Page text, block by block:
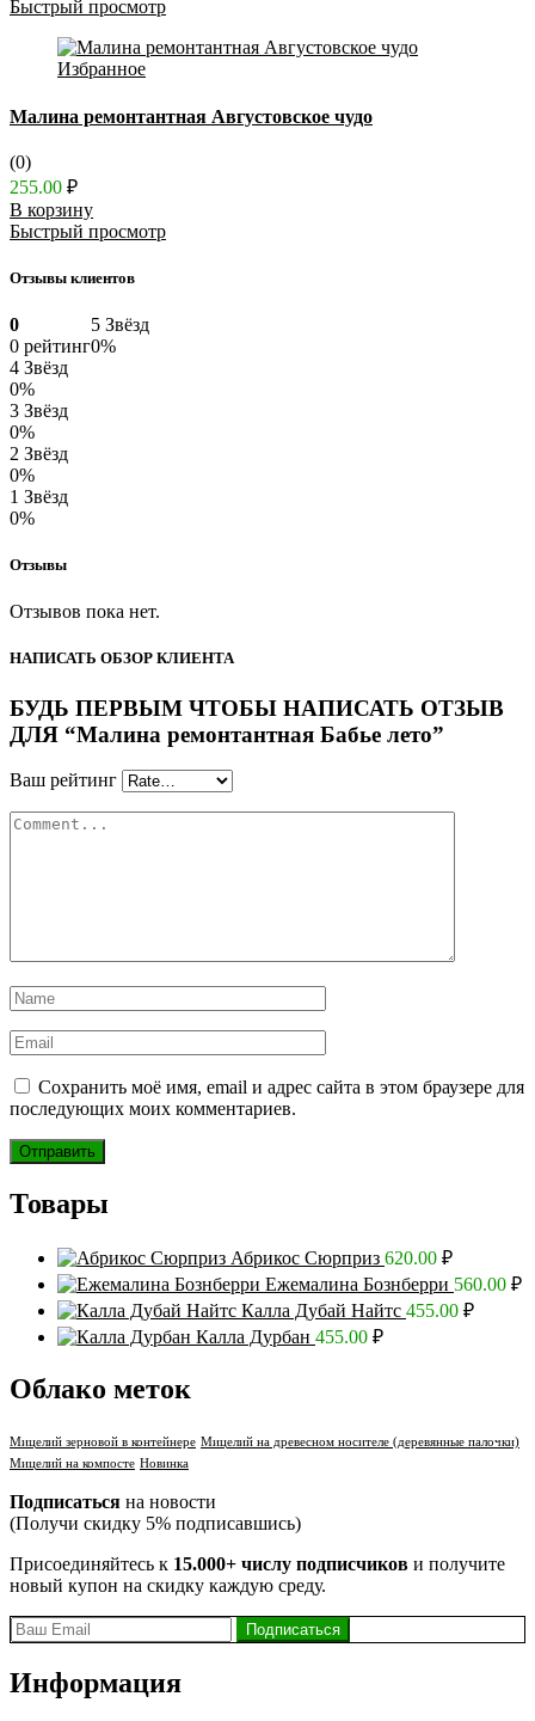
Быстрый просмотр
Избранное
Малина ремонтантная Августовское чудо
(0)
255.00 ₽
В корзину
Быстрый просмотр
Отзывы клиентов
0
0 рейтинг
5 Звёзд
0%
4 Звёзд
0%
3 Звёзд
0%
2 Звёзд
0%
1 Звёзд
0%
Отзывы
Отзывов пока нет.
НАПИСАТЬ ОБЗОР КЛИЕНТА
БУДЬ ПЕРВЫМ ЧТОБЫ НАПИСАТЬ ОТЗЫВ
ДЛЯ “Малина ремонтантная Бабье лето”
Ваш рейтинг
Сохранить моё имя, email и адрес сайта в этом браузере для
последующих моих комментариев.
Товары
Абрикос Сюрприз 620.00 ₽
Ежемалина Бознберри 560.00 ₽
Калла Дубай Найтс 455.00 ₽
Калла Дурбан 455.00 ₽
Облако меток
Мицелий зерновой в контейнере Мицелий на древесном носителе (деревянные палочки)
Мицелий на компосте Новинка
Подписаться на новости
(Получи скидку 5% подписавшись)
Присоединяйтесь к 15.000+ числу подписчиков и получите
новый купон на скидку каждую среду.
Информация